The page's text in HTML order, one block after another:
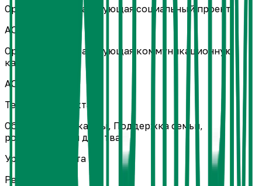
Организация, реализующая социальный проект
АО «Р-ФАРМ»
Организация, реализующая коммуникационную
кампанию
АО «Р-ФАРМ»
Тематика проекта
Образование и кадры, Поддержка семьи,
родительства и детства
Уровень проекта
Региональный